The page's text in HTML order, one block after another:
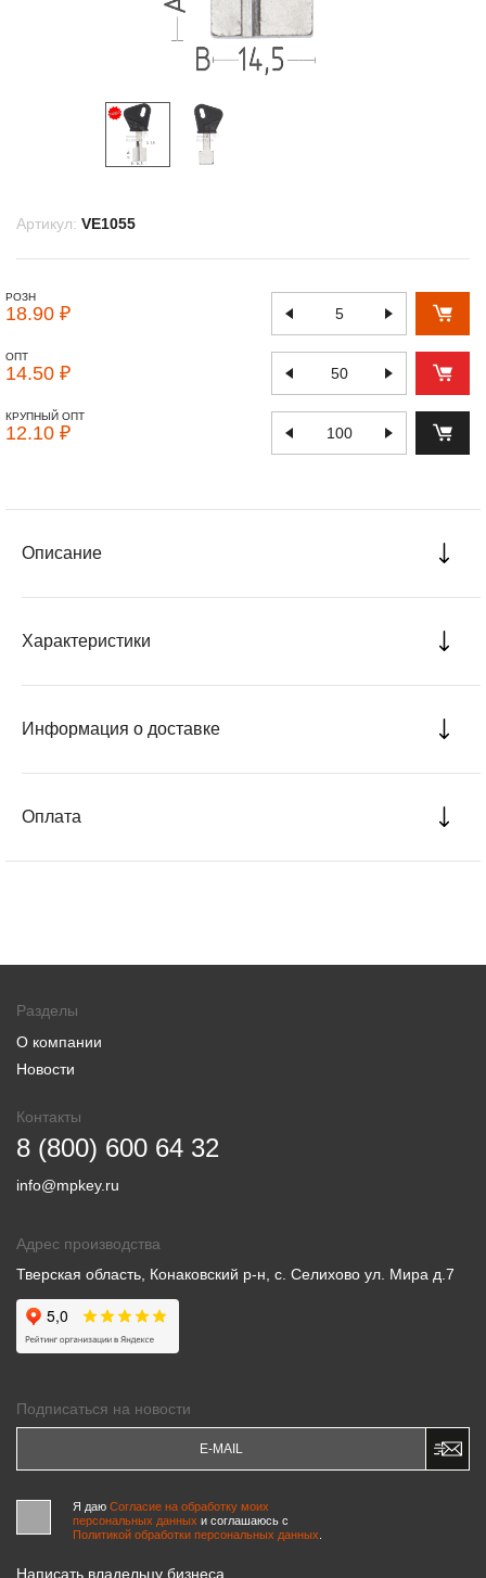
Артикул: VE1055
РОЗН
18.90 ₽
ОПТ
14.50 ₽
КРУПНЫЙ ОПТ
12.10 ₽
Описание
Характеристики
Информация о доставке
Оплата
Разделы
О компании
Новости
Контакты
8 (800) 600 64 32
info@mpkey.ru
Адрес производства
Тверская область, Конаковский р-н, с. Селихово ул. Мира д.7
Подписаться на новости
Я даю Согласие на обработку моих
персональных данных и соглашаюсь c
Политикой обработки персональных данных
Написать владельцу бизнеса